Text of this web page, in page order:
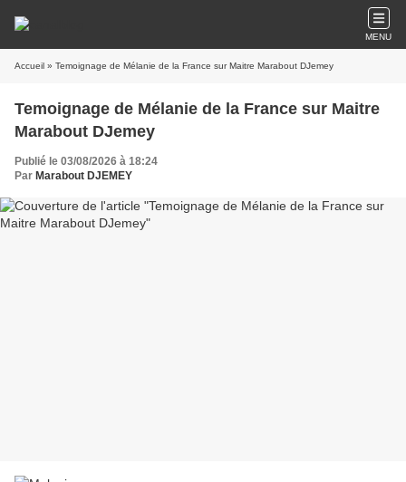
MENU
Accueil » Temoignage de Mélanie de la France sur Maitre Marabout DJemey
Temoignage de Mélanie de la France sur Maitre
Marabout DJemey
Publié le 03/08/2026 à 18:24
Par Marabout DJEMEY